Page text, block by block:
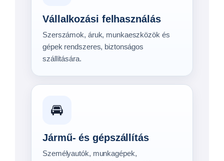
Vállalkozási felhasználás
Szerszámok, áruk, munkaeszközök és
gépek rendszeres, biztonságos
szállítására.
🚘
Jármű- és gépszállítás
Személyautók, munkagépek,